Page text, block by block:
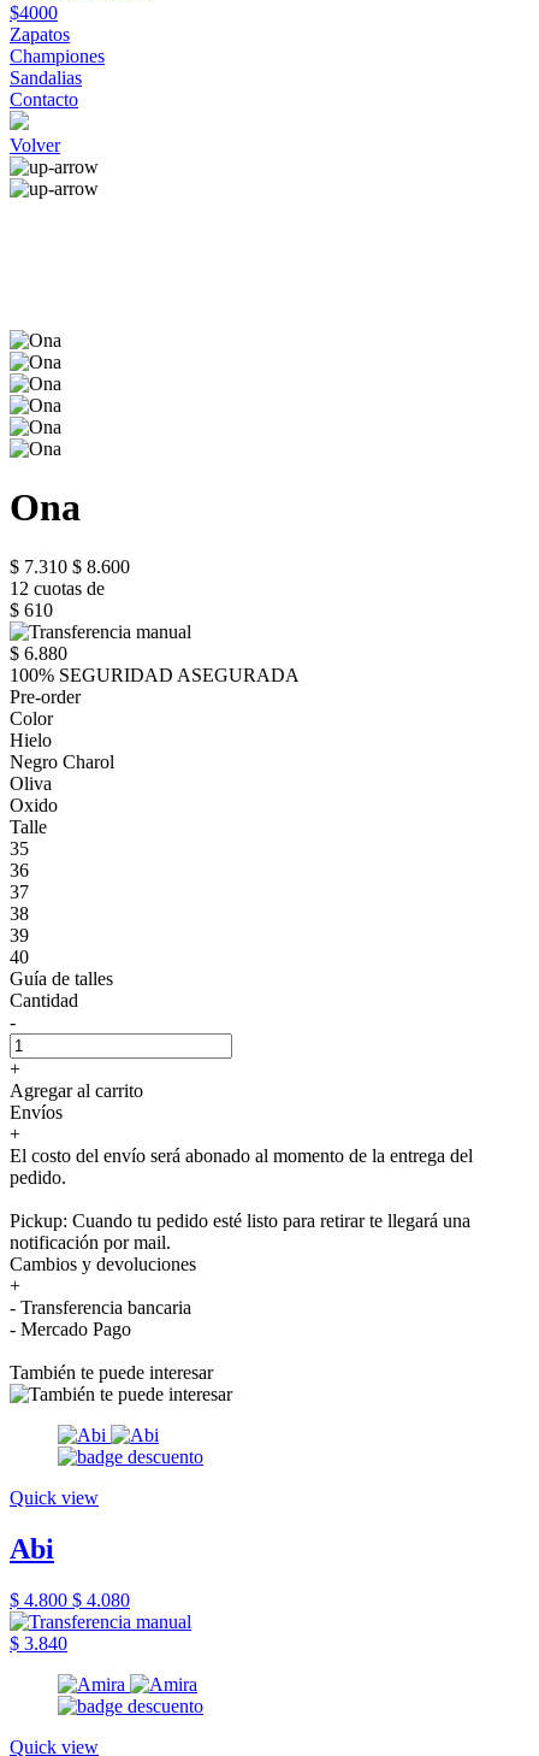
$4000
Zapatos
Championes
Sandalias
Contacto
Volver
Ona
$ 7.310 $ 8.600
12 cuotas de
$ 610
$ 6.880
100% SEGURIDAD ASEGURADA
Pre-order
Color
Hielo
Negro Charol
Oliva
Oxido
Talle
35
36
37
38
39
40
Guía de talles
Cantidad
-
+
Agregar al carrito
Envíos
+
El costo del envío será abonado al momento de la entrega del
pedido.
Pickup: Cuando tu pedido esté listo para retirar te llegará una
notificación por mail.
Cambios y devoluciones
+
- Transferencia bancaria
- Mercado Pago
También te puede interesar
Quick view
Abi
$ 4.800 $ 4.080
$ 3.840
Quick view